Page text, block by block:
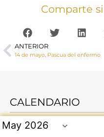
Comparte
ANTERIOR
14 de mayo, Pascua del enfermo
CALENDARIO